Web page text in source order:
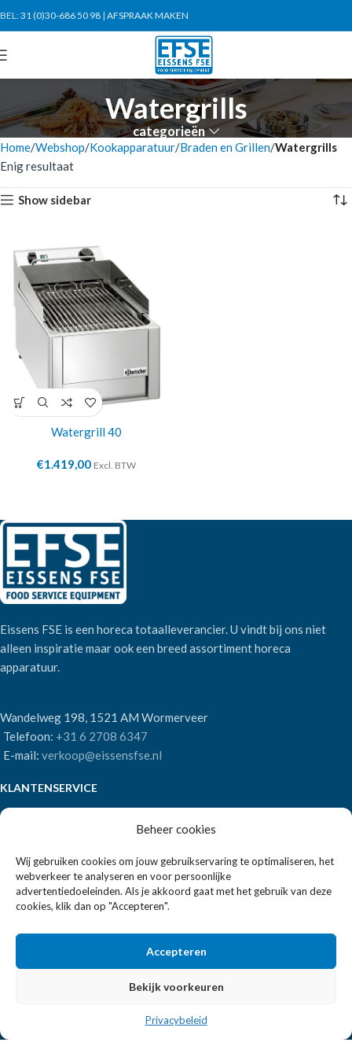
Beheer cookies
Wij gebruiken cookies om jouw gebruikservaring te optimaliseren, het
webverkeer te analyseren en voor persoonlijke
advertentiedoeleinden. Als je akkoord gaat met het gebruik van deze
cookies, klik dan op "Accepteren".
Accepteren
Bekijk voorkeuren
Privacybeleid
BEL:31 (0)30-686 50 98 | AFSPRAAK MAKEN
Watergrills
categorieën
Home Webshop Kookapparatuur Braden en Grillen Watergrills
Enig resultaat
Show sidebar
Watergrill 40
€1.419,00 Excl. BTW
Eissens FSE is een horeca totaalleverancier. U vindt bij ons niet
alleen inspiratie maar ook een breed assortiment horeca
apparatuur.
Wandelweg 198, 1521 AM Wormerveer
Telefoon: +31 6 2708 6347
E-mail: verkoop@eissensfse.nl
KLANTENSERVICE
Onze aanpak
Betaalmethoden
Verzenden en retourneren
Algemene voorwaarden